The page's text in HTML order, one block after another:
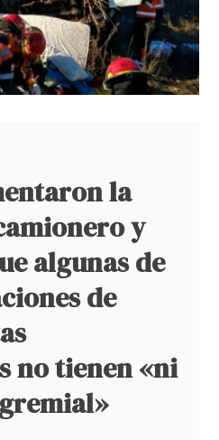
la
y
algunas de
de
no tienen «ni